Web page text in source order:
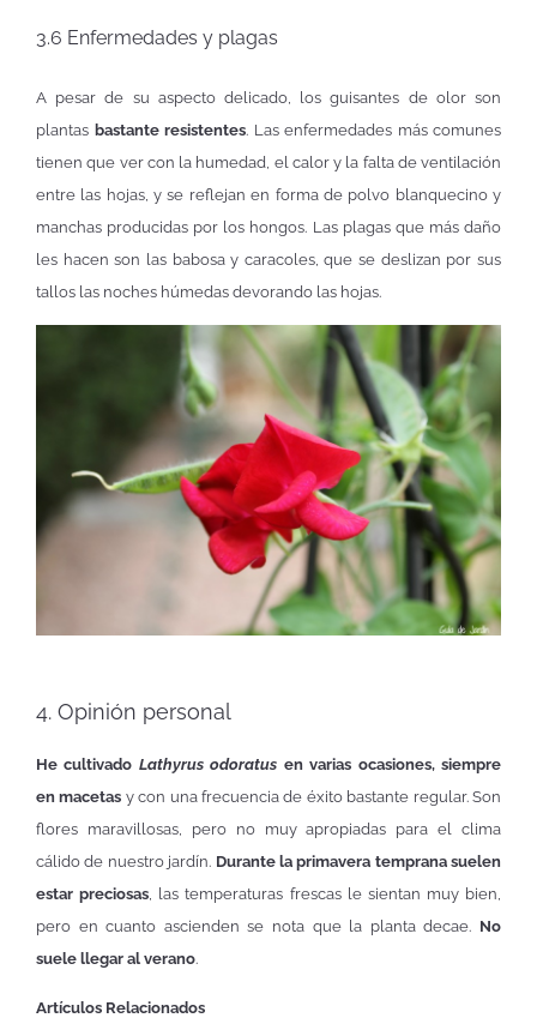
3.6 Enfermedades y plagas
A pesar de su aspecto delicado, los guisantes de olor son
plantas bastante resistentes. Las enfermedades más comunes
tienen que ver con la humedad, el calor y la falta de ventilación
entre las hojas, y se reflejan en forma de polvo blanquecino y
manchas producidas por los hongos. Las plagas que más daño
les hacen son las babosa y caracoles, que se deslizan por sus
tallos las noches húmedas devorando las hojas.
4. Opinión personal
He cultivado Lathyrus odoratus en varias ocasiones, siempre
en macetas y con una frecuencia de éxito bastante regular. Son
flores maravillosas, pero no muy apropiadas para el clima
cálido de nuestro jardín. Durante la primavera temprana suelen
estar preciosas , las temperaturas frescas le sientan muy bien,
pero en cuanto ascienden se nota que la planta decae. No
suele llegar al verano.
Artículos Relacionados